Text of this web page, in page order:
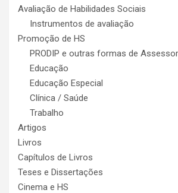
Avaliação de Habilidades Sociais
Instrumentos de avaliação
Promoção de HS
PRODIP e outras formas de
Educação
Educação Especial
Clínica / Saúde
Trabalho
Artigos
Livros
Capítulos de Livros
Teses e Dissertações
Cinema e HS